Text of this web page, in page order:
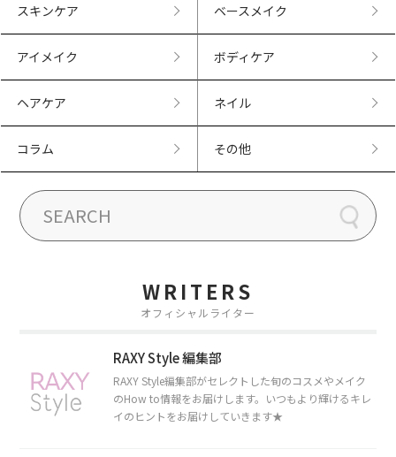
スキンケア ベースメイク
アイメイク ボディケア
ヘアケア ネイル
コラム その他
WRITERS
オフィシャルライター
RAXY Style 編集部
RAXY Style編集部がセレクトした旬のコスメやメイク
のHow to情報をお届けします。いつもより輝けるキレ
イのヒントをお届けしていきます★